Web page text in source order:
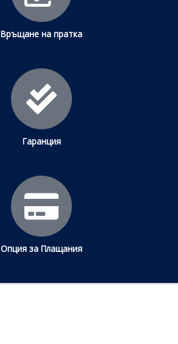
Връщане на пратка
Гаранция
Опция за Плащания